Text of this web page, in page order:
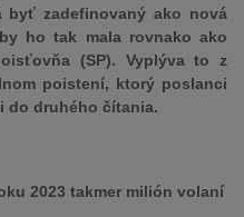
byť zadefinovaný ako nová
ho tak mala rovnako ako
(SP). Vyplýva to z
poistení, ktorý poslanci
do druhého čítania.
2023 takmer milión volaní